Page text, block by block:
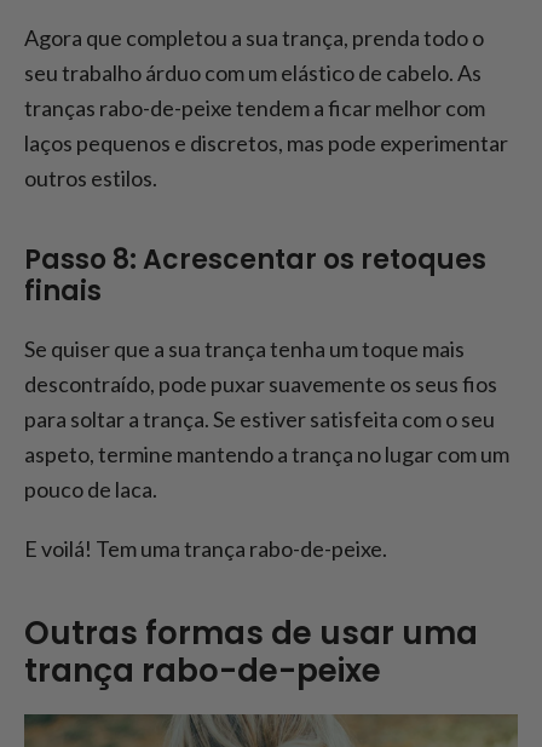
Agora que completou a sua trança, prenda todo o
seu trabalho árduo com um elástico de cabelo. As
tranças rabo-de-peixe tendem a ficar melhor com
laços pequenos e discretos, mas pode experimentar
outros estilos.
Passo 8: Acrescentar os retoques
finais
Se quiser que a sua trança tenha um toque mais
descontraído, pode puxar suavemente os seus fios
para soltar a trança. Se estiver satisfeita com o seu
aspeto, termine mantendo a trança no lugar com um
pouco de laca.
E voilá! Tem uma trança rabo-de-peixe.
Outras formas de usar uma
trança rabo-de-peixe